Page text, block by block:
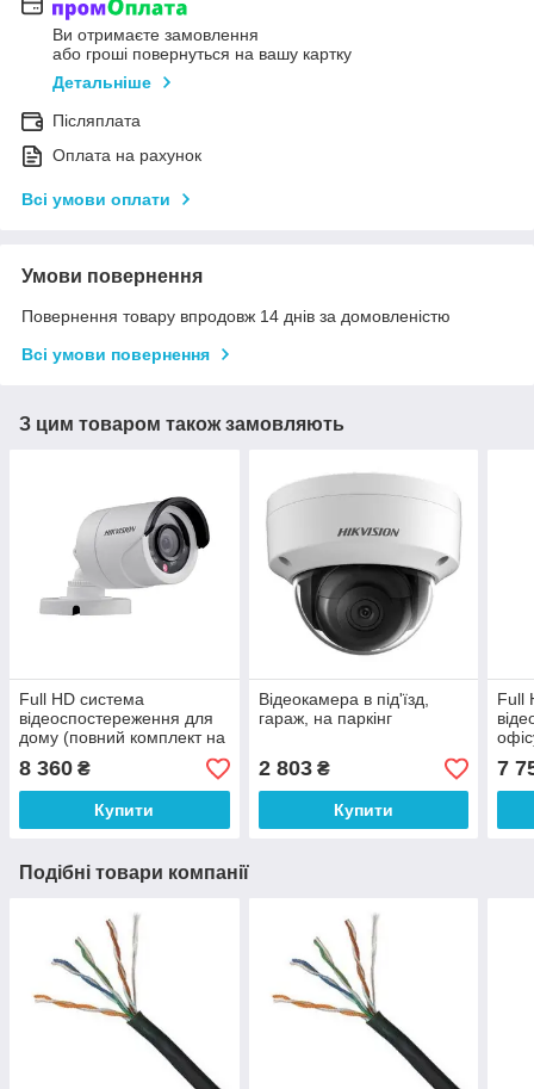
Ви отримаєте замовлення
або гроші повернуться на вашу картку
Детальніше
Післяплата
Оплата на рахунок
Всі умови оплати
Умови повернення
Повернення товару впродовж 14 днів за домовленістю
Всі умови повернення
З цим товаром також замовляють
Full HD система
відеоспостереження для
дому (повний комплект на
4 камери)
8 360 ₴
Купити
Відеокамера в під'їзд,
гараж, на паркінг
2 803₴
Купити
Full
на
7
Подібні товари компанії